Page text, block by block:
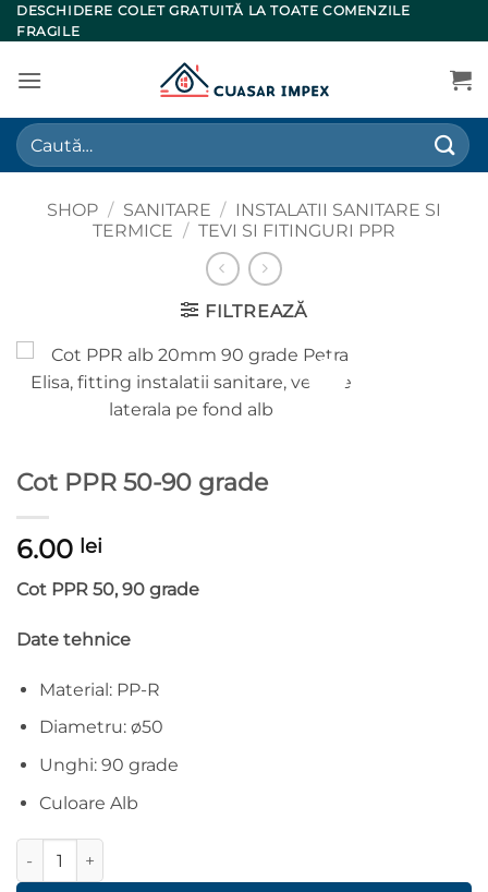
Skip
to
DESCHIDERE COLET GRATUITĂ LA TOATE COMENZILE
FRAGILE
Caută
după:
SHOP / SANITARE / INSTALATII SANITARE SI
TERMICE / TEVI SI FITINGURI PPR
FILTREAZĂ
Cot PPR 50-90 grade
6.00 lei
Cot PPR 50, 90 grade
Date tehnice
Material: PP-R
Diametru: ø50
Unghi: 90 grade
Culoare Alb
Cantitate Cot PPR 50-90 grade